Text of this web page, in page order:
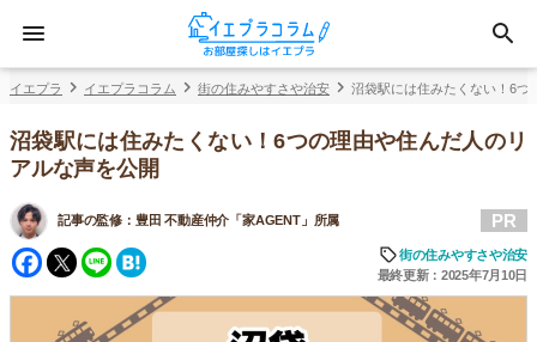
イエプラ イエプラコラム 街の住みやすさや治安 沼袋駅には住みたくない！6つ
沼袋駅には住みたくない！6つの理由や住んだ人のリ
アルな声を公開
記事の監修： 豊田 不動産仲介「家AGENT」所属
Facebook
Twitter
Line
PR
街の住みやすさや治安
最終更新：2025年7月10日